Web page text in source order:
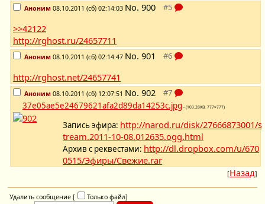
Аноним 08.10.2011 (сб) 02:14:03 No. 900
>>42122
http://rghost.ru/24657711
Аноним 08.10.2011 (сб) 02:14:47 No. 901
http://rghost.net/24657741
Аноним 08.10.2011 (сб) 12:07:51 No. 902
37e05ae5e24679621afa2d89da14253c.jpg - (103.28KB, 777×777)
Запись эфира: http://narod.ru/disk/27666873001/s
tream.2011-10-08.012635.ogg.html
Архив с реквестами: http://dl.dropbox.com/u/670
0515/Эфиры/Свежие.rar
[Назад]
Удалить сообщение [ Только файл]